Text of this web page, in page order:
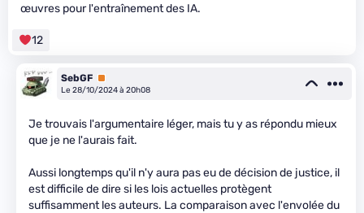
œuvres pour l'entraînement des IA.
12
SebGF Premium
Le 28/10/2024 à 20h08
Je trouvais l'argumentaire léger, mais tu y as répondu mieux
que je ne l'aurais fait.
Aussi longtemps qu'il n'y aura pas eu de décision de justice, il
est difficile de dire si les lois actuelles protègent
suffisamment les auteurs. La comparaison avec l'envolée du